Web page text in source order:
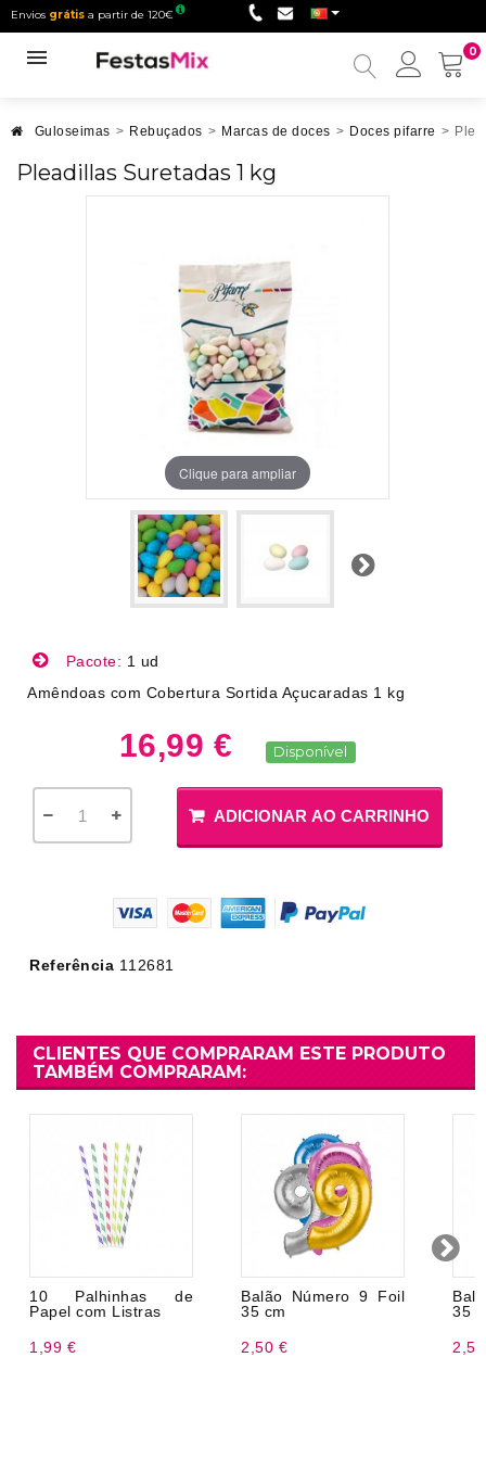
Envios grátis a partir de 120€
0
Minha
Guloseimas > Rebuçados > Marcas de doces > Doces pifarre >
Pleadillas Suretadas 1 kg
Clique para ampliar
Próximo
Pacote: 1 ud
Amêndoas com Cobertura Sortida Açucaradas 1 kg
16,99 € Disponível
ADICIONAR AO CARRINHO
Referência 112681
CLIENTES QUE COMPRARAM ESTE PRODUTO
TAMBÉM COMPRARAM:
10 Palhinhas de
Papel com Listras
1,99 €
Balão Número 9 Foil
35 cm
2,50 €
35